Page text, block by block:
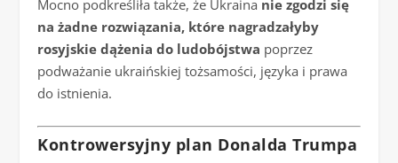
Mocno podkreśliła także, że Ukraina nie zgodzi się
na żadne rozwiązania, które nagradzałyby
rosyjskie dążenia do ludobójstwa poprzez
podważanie ukraińskiej tożsamości, języka i prawa
do istnienia.
Kontrowersyjny plan Donalda Trumpa